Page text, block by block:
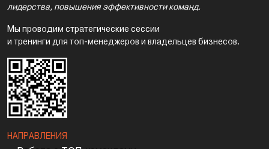
лидерства, повышения эффективности команд.
Мы проводим стратегические сессии
и тренинги для топ-менеджеров и владельцев бизнесов.
НАПРАВЛЕНИЯ